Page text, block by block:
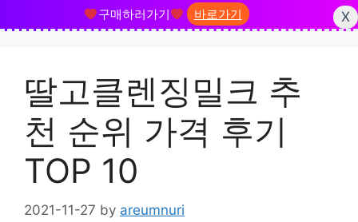
구매하러가기 바로가기
X
content딸고클렌징밀크 추
천 순위 가격 후기
TOP 10
2021-11-27 by areumnuri